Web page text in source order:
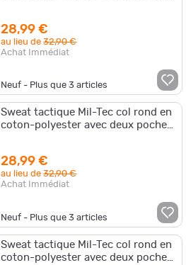
28,99 €
au lieu de32,90 €
Achat Immédiat
Neuf - Plus que3 articles
Sweat tactique Mil-Tec col rond en
coton-polyester avec deux poches
28,99 €
au lieu de32,90 €
Achat Immédiat
Neuf - Plus que3 articles
Sweat tactique Mil-Tec col rond en
coton-polyester avec deux poches